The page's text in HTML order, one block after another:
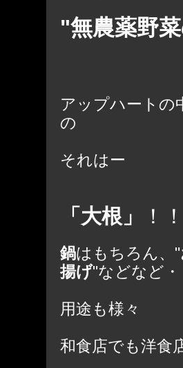
"無農薬野
アップハートの
の
それはー
「大根」 ！
鍋はもちろん、"
揚げ"などなど
用途も様々
和食店でも洋食